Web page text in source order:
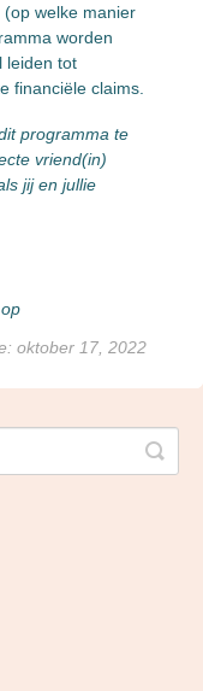
welke manier
worden
leiden tot
financiële claims.
programma te
vriend(in)
jij en jullie
oktober 17, 2022